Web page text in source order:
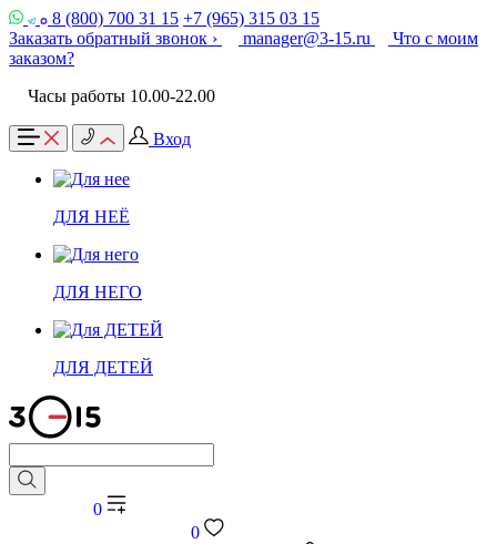
8 (800) 700 31 15 +7 (965) 315 03 15
Заказать обратный звонок ›
manager@3-15.ru
Что с моим
заказом?
Часы работы 10.00-22.00
Вход
ДЛЯ НЕЁ
ДЛЯ НЕГО
ДЛЯ ДЕТЕЙ
0
0